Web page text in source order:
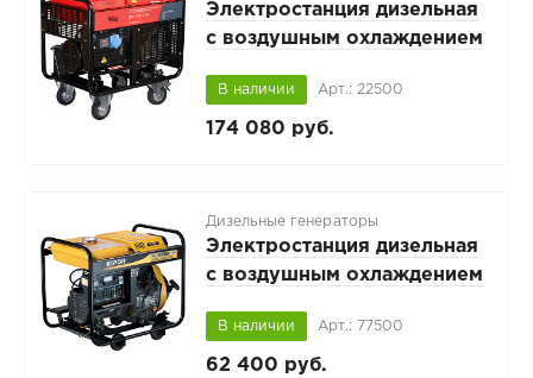
Электростанция дизельная
с воздушным охлаждением
открытая
174 080 руб.
В наличии Арт.: 22500
Дизельные генераторы
Электростанция дизельная
с воздушным охлаждением
открытого исполнения
62 400 руб.
В наличии Арт.: 77500